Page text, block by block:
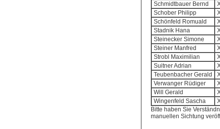
Schmidtbauer Bernd
Schober Philipp
Schönfeld Romuald
Stadnik Hana
Steinecker Simone
Steiner Manfred
Strobl Maximilian
Suitner Adrian
Teubenbacher Gerald
Verwanger Rüdiger
Will Gerald
Wingenfeld Sascha
Bitte haben Sie
manuellen Sichtung